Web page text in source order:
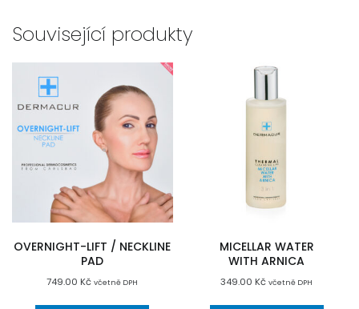
Související produkty
OVERNIGHT-LIFT / NECKLINE
PAD
749.00Kč včetně DPH
MICELLAR WATER
WITH ARNICA
349.00Kč včetně DPH